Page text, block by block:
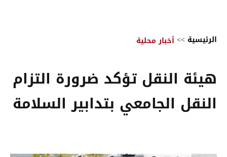
الرئيسية >> أخبار محلية
هيئة النقل تؤكد ضرورة التزام
النقل الجامعي بتدابير السلامة